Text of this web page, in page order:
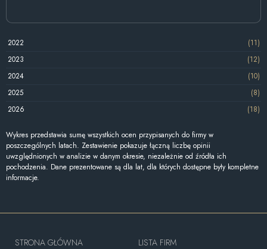
2022
(11)
2023
(12)
2024
(10)
2025
(8)
2026
(18)
Wykres przedstawia sumę wszystkich ocen przypisanych do firmy w
poszczególnych latach. Zestawienie pokazuje łączną liczbę opinii
uwzględnionych w analizie w danym okresie, niezależnie od źródła ich
pochodzenia. Dane prezentowane są dla lat, dla których dostępne były kompletne
informacje.
STRONA GŁÓWNA
LISTA FIRM